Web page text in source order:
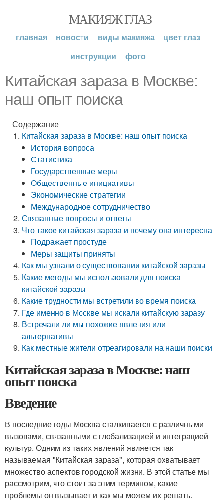
МАКИЯЖ ГЛАЗ
главная новости виды макияжа
цвет глаз
инструкции
фото
Китайская зараза в Москве:
наш опыт поиска
Содержание
Китайская зараза в Москве: наш опыт поиска
История вопроса
Статистика
Государственные меры
Общественные инициативы
Экономические стратегии
Международное сотрудничество
Связанные вопросы и ответы
Что такое китайская зараза и почему она интересна
Подражает простуде
Меры защиты приняты
Как мы узнали о существовании китайской заразы
Какие методы мы использовали для поиска
китайской заразы
Какие трудности мы встретили во время поиска
Где именно в Москве мы искали китайскую заразу
Встречали ли мы похожие явления или
альтернативы
Как местные жители отреагировали на наши поиски
Китайская зараза в Москве: наш
опыт поиска
Введение
В последние годы Москва сталкивается с различными
вызовами, связанными с глобализацией и интеграцией
культур. Одним из таких явлений является так
называемая "Китайская зараза", которая охватывает
множество аспектов городской жизни. В этой статье мы
рассмотрим, что стоит за этим термином, какие
проблемы он вызывает и как мы можем их решать.